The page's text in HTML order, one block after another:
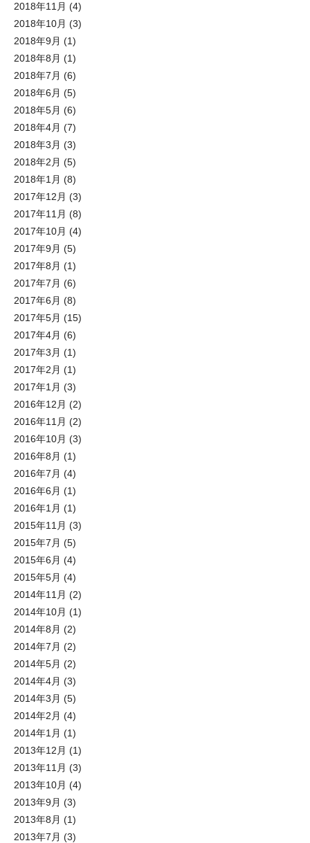
2018年11月 (4)
2018年10月 (3)
2018年9月 (1)
2018年8月 (1)
2018年7月 (6)
2018年6月 (5)
2018年5月 (6)
2018年4月 (7)
2018年3月 (3)
2018年2月 (5)
2018年1月 (8)
2017年12月 (3)
2017年11月 (8)
2017年10月 (4)
2017年9月 (5)
2017年8月 (1)
2017年7月 (6)
2017年6月 (8)
2017年5月 (15)
2017年4月 (6)
2017年3月 (1)
2017年2月 (1)
2017年1月 (3)
2016年12月 (2)
2016年11月 (2)
2016年10月 (3)
2016年8月 (1)
2016年7月 (4)
2016年6月 (1)
2016年1月 (1)
2015年11月 (3)
2015年7月 (5)
2015年6月 (4)
2015年5月 (4)
2014年11月 (2)
2014年10月 (1)
2014年8月 (2)
2014年7月 (2)
2014年5月 (2)
2014年4月 (3)
2014年3月 (5)
2014年2月 (4)
2014年1月 (1)
2013年12月 (1)
2013年11月 (3)
2013年10月 (4)
2013年9月 (3)
2013年8月 (1)
2013年7月 (3)